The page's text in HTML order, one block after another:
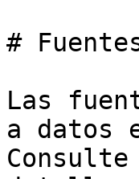
#
Las
a datos